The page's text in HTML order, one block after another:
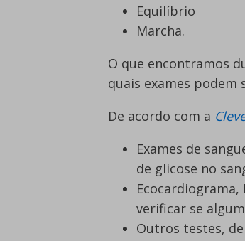
Equilíbrio
Marcha.
O que encontramos
quais exames podem
De acordo com a
Exames de
de glicose no
verificar se
Outros testes,